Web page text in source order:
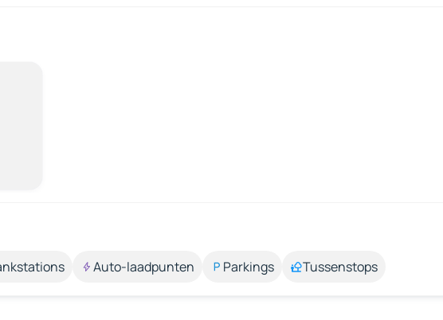
Auto-laadpunten Parkings Tussenstops